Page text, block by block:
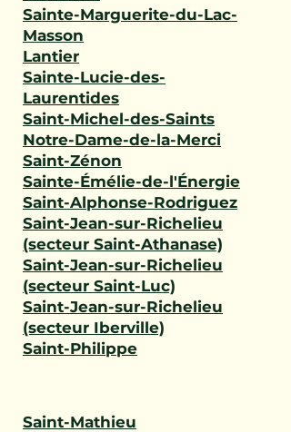
Sainte-Marguerite-du-Lac-
Masson
Lantier
Sainte-Lucie-des-
Laurentides
Saint-Michel-des-Saints
Notre-Dame-de-la-Merci
Saint-Zénon
Sainte-Émélie-de-l'Énergie
Saint-Alphonse-Rodriguez
Saint-Jean-sur-Richelieu
(secteur Saint-Athanase)
Saint-Jean-sur-Richelieu
(secteur Saint-Luc)
Saint-Jean-sur-Richelieu
(secteur Iberville)
Saint-Philippe
Saint-Mathieu